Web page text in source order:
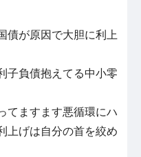
債が原因で大胆に利上
子負債抱えてる中小零
てますます悪循環にハ
上げは自分の首を絞め